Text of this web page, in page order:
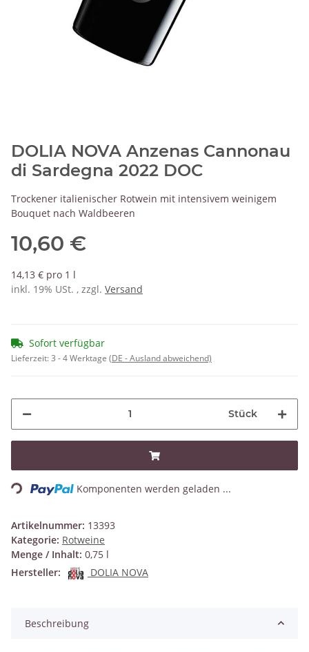
DOLIA NOVA Anzenas Cannonau
di Sardegna 2022 DOC
Trockener italienischer Rotwein mit intensivem weinigem
Bouquet nach Waldbeeren
10,60 €
14,13 € pro 1 l
inkl. 19% USt. , zzgl. Versand
Sofort verfügbar
Lieferzeit:3 - 4 Werktage (DE - Ausland abweichend)
Stück
Loading... Komponenten werden geladen ...
Artikelnummer: 13393
Kategorie: Rotweine
Menge / Inhalt: 0,75 l
Hersteller:
DOLIA NOVA
Beschreibung